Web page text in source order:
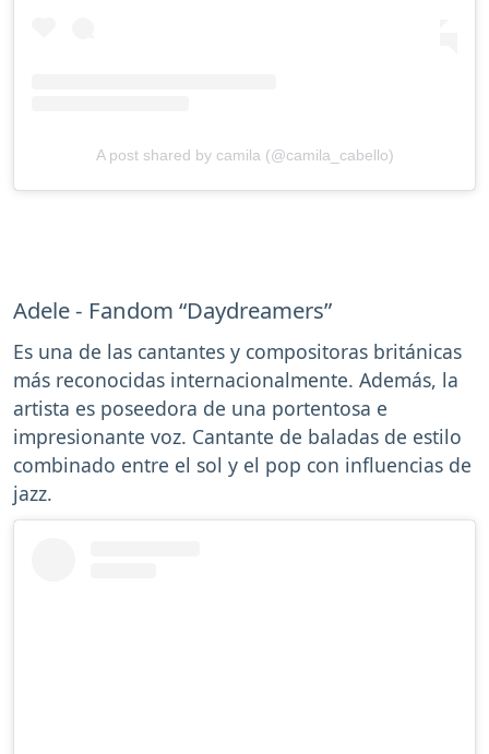
A post shared by camila (@camila_cabello)
Adele - Fandom “Daydreamers”
Es una de las cantantes y compositoras británicas
más reconocidas internacionalmente. Además, la
artista es poseedora de una portentosa e
impresionante voz. Cantante de baladas de estilo
combinado entre el sol y el pop con influencias de
jazz.